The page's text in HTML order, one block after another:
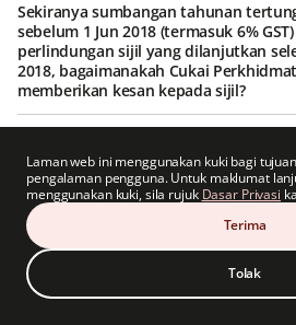
Laman web ini menggunakan kuki bagi
pengalaman pengguna. Untuk maklumat
menggunakan kuki, sila rujuk Dasar Privasi
Terima
Tolak
Sekiranya sumbangan tahunan
sebelum 1 Jun 2018 (termasuk 6%
perlindungan sijil yang dilanjutkan
2018, bagaimanakah Cukai
memberikan kesan kepada sijil?
tertunggak bukan terkini dan saya
bayaran pada/selepas 1 September
Adakah terdapat pembayaran balik
dalam tempoh bertenang selepas 1
Adakah ST terpakai kepada sijil